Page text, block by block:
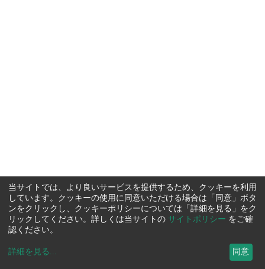
当サイトでは、より良いサービスを提供するため、クッキーを利用
しています。クッキーの使用に同意いただける場合は「同意」ボタ
ンをクリックし、クッキーポリシーについては「詳細を見る」をク
リックしてください。詳しくは当サイトの サイトポリシー をご確
認ください。
詳細を見る ... 同意